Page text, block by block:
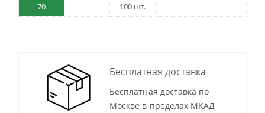
70
100 шт.
Бесплатная доставка
Бесплатная доставка по
Москве в пределах МКАД